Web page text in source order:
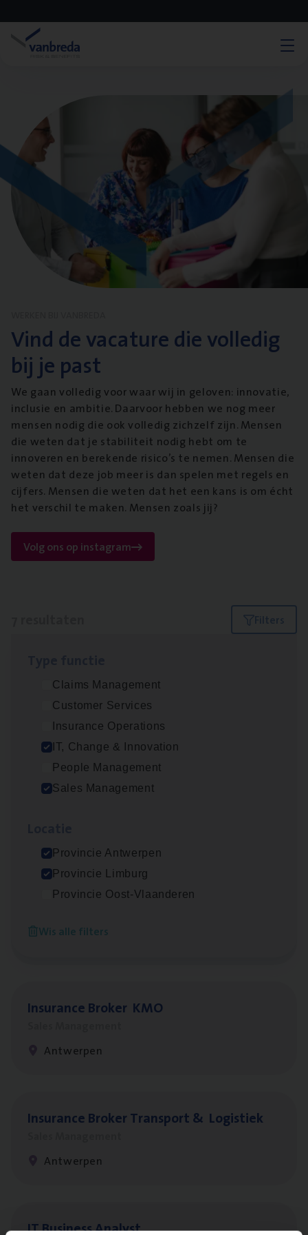
Vind de vacature die volledig
bij je past
We gaan volledig voor waar wij in geloven: innovatie,
inclusie en ambitie. Daarvoor hebben we nog meer
mensen nodig die ook volledig zichzelf zijn. Mensen
die weten dat je stabiliteit nodig hebt om te
innoveren en berekende risico’s te nemen. Mensen die
weten dat deze job meer is dan spelen met regels en
cijfers. Mensen die weten dat het een kans is om écht
het verschil te maken. Mensen zoals jij?
Volg ons op instagram
Filters
Claims Management
Customer Services
Insurance Operations
IT, Change & Innovation
People Management
Sales Management
Provincie Antwerpen
Provincie Limburg
Provincie Oost-Vlaanderen
Wis alle filters
(Agi­le)ITPro­ject Manager
IT, Change & Innovation
Antwerpen
Busi­ness Mana­ger Mari­ne Cargo
Cor­po­ra­te Insu­ran­ce Bro­ker Property
Antwerpen
Insu­ran­ce Bro­ker KMO
Antwerpen
Insu­ran­ce Bro­ker Trans­port& Logistiek
Antwerpen
ITBusi­ness Analyst